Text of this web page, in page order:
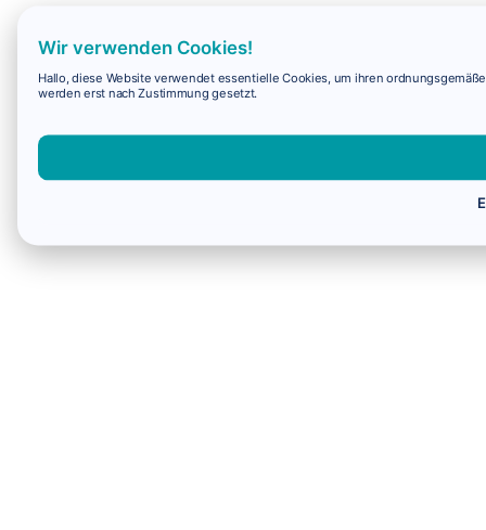
Wir verwenden Cookies!
Hallo, diese Website verwendet essentielle Cookies, um ihren
werden erst nach Zustimmung gesetzt.